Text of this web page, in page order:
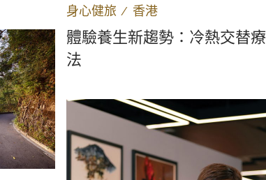
身心健旅 ∕ 香港
體驗養生新趨勢：冷熱交替療
法